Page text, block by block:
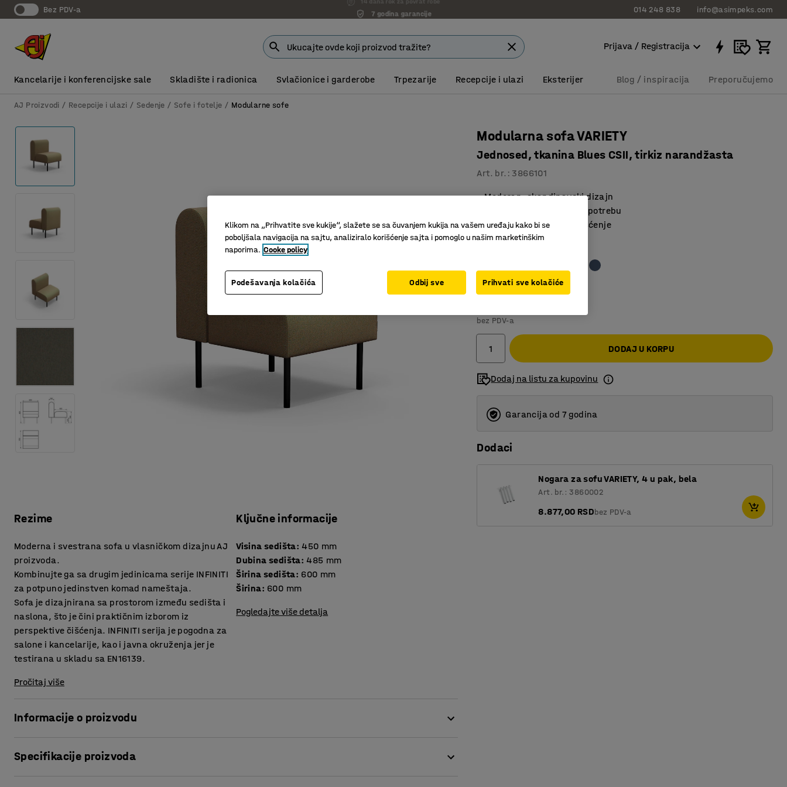
bez PDV-a 7 godina garancije 014 248 838 info@asimpeks.com
Prijava / Registracija
Kancelarije i konferencijske sale Skladište i radionica Svlačionice i garderobe Trpezarije Recepcije i ulazi Eksterijer Blog / inspiracija Preporučujemo
AJ Proizvodi Recepcije i ulazi Sedenje Sofe i fotelje Modularne sofe
Rezime
Moderna i svestrana sofa u vlasničkom dizajnu AJ
proizvoda.
Kombinujte ga sa drugim jedinicama serije INFINITI
za potpuno jedinstven komad nameštaja.
Sofa je dizajnirana sa prostorom između sedišta i
naslona, što je čini praktičnim izborom iz
perspektive čišćenja. INFINITI serija je pogodna za
salone i kancelarije, kao i javna okruženja jer je
testirana u skladu sa EN16139.
Pročitaj više
Ključne informacije
Visina sedišta: 450 mm
Dubina sedišta: 485 mm
Širina sedišta: 600 mm
Širina: 600 mm
Pogledajte više detalja
Informacije o proizvodu
za javna okruženja, kao što su saloni i čekaonice, kao i kancelarije i škole. Razmak između sedišta i
Specifikacije proizvoda
Modularna sofa VARIETY
Jednosed, tkanina Blues CSII, tirkiz narandžasta
Art. br. : 3866101
Moderan, skandinavski dizajn
Proširivo za optimalnu upotrebu
Noge koje olakšavaju čišćenje
bez PDV-a
DODAJ U KORPU
Dodaj na listu za kupovinu
Garancija od 7 godina
Dodaci
Nogara za sofu VARIETY, 4 u pak, bela
Art. br.: 3860002
8.877,00 RSDbez PDV-a
Klikom na „Prihvatite sve kukije“, slažete se sa čuvanjem kukija na vašem uređaju kako bi se
poboljšala navigacija na sajtu, analiziralo korišćenje sajta i pomoglo u našim marketinškim
naporima. Cooke policy
Podešavanja kolačića Odbij sve Prihvati sve kolačiće